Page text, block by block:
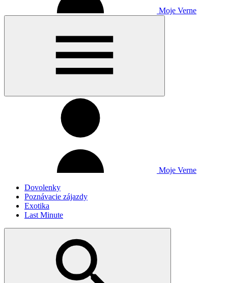
Moje Verne
Moje Verne
Dovolenky
Poznávacie zájazdy
Exotika
Last Minute